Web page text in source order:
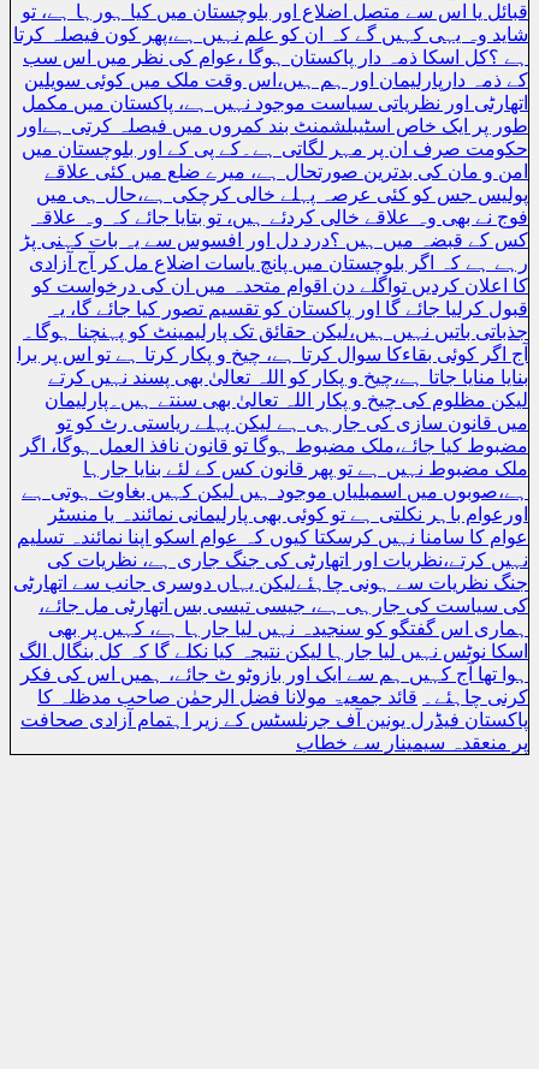
قبائل یا اس سے متصل اضلاع اور بلوچستان میں کیا ہورہا ہے، تو
شاید وہ یہی کہیں گے کہ ان کو علم نہیں ہے،پھر کون فیصلہ کرتا
ہے ؟کل اسکا ذمہ دار پاکستان ہوگا ،عوام کی نظر میں اس سب
کے ذمہ دارپارلیمان اور ہم ہیں،اس وقت ملک میں کوئی سویلین
اتھارٹی اور نظریاتی سیاست موجود نہیں ہے، پاکستان میں مکمل
طور پر ایک خاص اسٹیبلشمنٹ بند کمروں میں فیصلہ کرتی ہےاور
حکومت صرف ان پر مہر لگاتی ہے۔کے پی کے اور بلوچستان میں
امن و مان کی بدترین صورتحال ہے، میرے ضلع میں کئی علاقے
پولیس جس کو کئی عرصہ پہلے خالی کرچکی ہے،حال ہی میں
فوج نے بھی وہ علاقے خالی کردئے ہیں، تو بتایا جائے کہ وہ علاقہ
کس کے قبضہ میں ہیں ؟درد دل اور افسوس سے یہ بات کہنی پڑ
رہے ہے کہ اگر بلوچستان میں پانچ یاسات اضلاع مل کر آج آزادی
کا اعلان کردیں تواگلے دن اقوام متحدہ میں ان کی درخواست کو
قبول کرلیا جائے گا اور پاکستان کو تقسیم تصور کیا جائے گا، یہ
جذباتی باتیں نہیں ہیں،لیکن حقائق تک پارلیمینٹ کو پہنچنا ہوگا۔
آج اگر کوئی بقاءکا سوال کرتا ہے، چیخ و پکار کرتا ہے تو اس پر برا
بنایا منایا جاتا ہے،چیخ و پکار کو اللہ تعالیٰ بھی پسند نہیں کرتے
لیکن مظلوم کی چیخ و پکار اللہ تعالیٰ بھی سنتے ہیں۔پارلیمان
میں قانون سازی کی جارہی ہے لیکن پہلے ریاستی رٹ کو تو
مضبوط کیا جائے،ملک مضبوط ہوگا تو قانون نافذ العمل ہوگا، اگر
ملک مضبوط نہیں ہے تو پھر قانون کس کے لئے بنایا جارہا
ہے،صوبوں میں اسمبلیاں موجود ہیں لیکن کہیں بغاوت ہوتی ہے
اورعوام باہر نکلتی ہے تو کوئی بھی پارلیمانی نمائندہ یا منسٹر
عوام کا سامنا نہیں کرسکتا کیوں کہ عوام اسکو اپنا نمائندہ تسلیم
نہیں کرتے،نظریات اور اتھارٹی کی جنگ جاری ہے، نظریات کی
جنگ نظریات سے ہونی چاہئےلیکن یہاں دوسری جانب سے اتھارٹی
کی سیاست کی جارہی ہے، جیسی تیسی بس اتھارٹی مل جائے،
ہماری اس گفتگو کو سنجیدہ نہیں لیا جارہا ہے، کہیں پر بھی
اسکا نوٹس نہیں لیا جارہا لیکن نتیجہ کیا نکلے گا کہ کل بنگال الگ
ہوا تھا آج کہیں ہم سے ایک اور بازوٹو ٹ جائے، ہمیں اس کی فکر
کرنی چاہئے۔
قائد جمعیۃ مولانا فضل الرحمٰن صاحب مدظلہ کا
پاکستان فیڈرل یونین آف جرنلسٹس کے زیر اہتمام آزادی صحافت
پر منعقدہ سیمینار سے خطاب